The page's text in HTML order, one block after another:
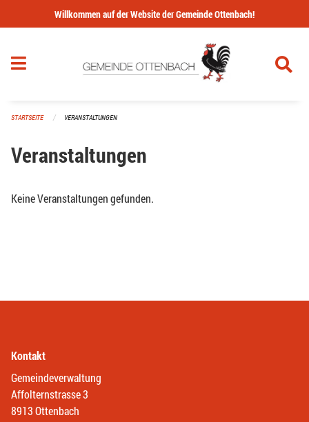
Navigation überspringen
Willkommen auf der Website der Gemeinde Ottenbach!
STARTSEITE VERANSTALTUNGEN
Veranstaltungen
Keine Veranstaltungen gefunden.
Kontakt
Gemeindeverwaltung
Affolternstrasse 3
8913 Ottenbach